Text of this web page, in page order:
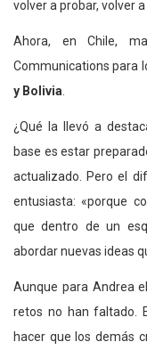
volver a probar, volver
Ahora, en Chile,
Communications para
y Bolivia.
¿Qué la llevó a
base es estar
actualizado. Pero el
entusiasta: «porque
que dentro de un
abordar nuevas ideas
Aunque para Andrea
retos no han faltado.
hacer que los demás